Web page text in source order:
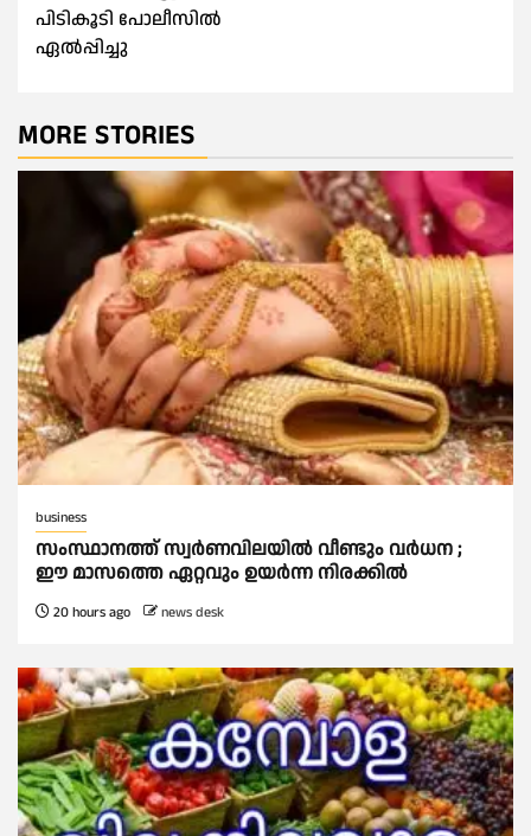
പിടികൂടി പോലീസില്‍
ഏല്‍പ്പിച്ചു
MORE STORIES
business
സംസ്ഥാനത്ത് സ്വര്‍ണവിലയില്‍ വീണ്ടും വര്‍ധന ;
ഈ മാസത്തെ ഏറ്റവും ഉയര്‍ന്ന നിരക്കില്‍
20 hours ago news desk